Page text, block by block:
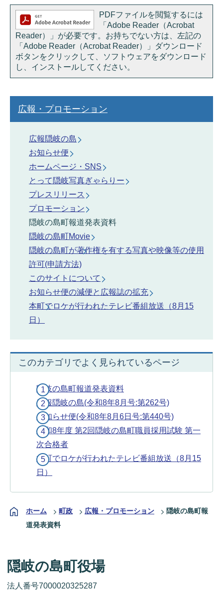
PDFファイルを閲覧するには
「Adobe Reader（Acrobat
Reader）」が必要です。お持ちでない方は、左記の
「Adobe Reader（Acrobat Reader）」ダウンロード
ボタンをクリックして、ソフトウェアをダウンロード
し、インストールしてください。
広報・プロモーション
広報隠岐の島
お知らせ便
ホームページ・SNS
とって隠岐写真ぎゃらりー
プレスリリース
プロモーション
隠岐の島町報道発表資料
隠岐の島町Movie
隠岐の島町が著作権を有する写真や映像等の使用
許可(申請方法)
このサイトについて
お知らせ便の減便と広報誌の拡充
本町でロケが行われたテレビ番組放送（8月15
日）
このカテゴリでよく見られているページ
隠岐の島町報道発表資料
広報隠岐の島(令和8年8月号:第262号)
お知らせ便(令和8年8月6日号:第440号)
令和8年度 第2回隠岐の島町職員採用試験 第一
次合格者
本町でロケが行われたテレビ番組放送（8月15
日）
ホーム 町政 広報・プロモーション
隠岐の島町報
道発表資料
隠岐の島町役場
法人番号7000020325287